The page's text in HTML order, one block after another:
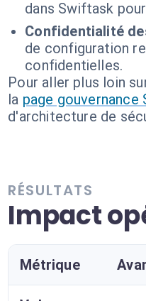
dans Swiftask
Confidentialité
de configuration
confidentielles.
Pour aller plus loin
la page gouvernance
d'architecture de
RÉSULTATS
Impact
Métrique